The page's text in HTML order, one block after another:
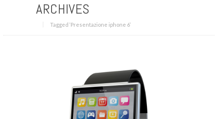
ARCHIVES
Tagged ‘Presentazione iphone 6‘